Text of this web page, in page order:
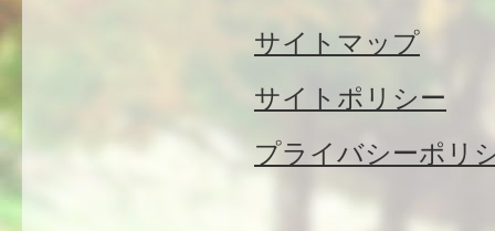
サイトマップ
サイトポリシー
プライバシーポリ